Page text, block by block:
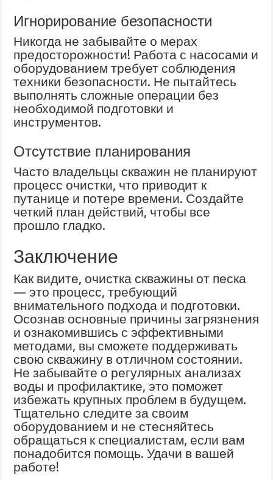
Игнорирование безопасности
Никогда не забывайте о мерах
предосторожности! Работа с насосами и
оборудованием требует соблюдения
техники безопасности. Не пытайтесь
выполнять сложные операции без
необходимой подготовки и
инструментов.
Отсутствие планирования
Часто владельцы скважин не планируют
процесс очистки, что приводит к
путанице и потере времени. Создайте
четкий план действий, чтобы все
прошло гладко.
Заключение
Как видите, очистка скважины от песка
— это процесс, требующий
внимательного подхода и подготовки.
Осознав основные причины загрязнения
и ознакомившись с эффективными
методами, вы сможете поддерживать
свою скважину в отличном состоянии.
Не забывайте о регулярных анализах
воды и профилактике, это поможет
избежать крупных проблем в будущем.
Тщательно следите за своим
оборудованием и не стесняйтесь
обращаться к специалистам, если вам
понадобится помощь. Удачи в вашей
работе!